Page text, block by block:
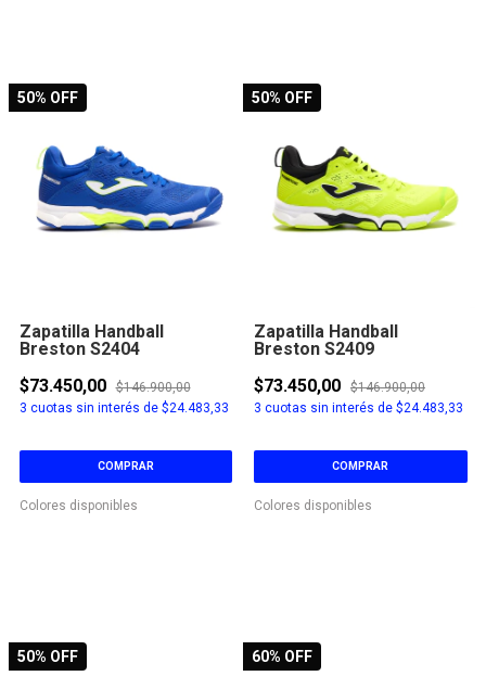
50% OFF
Zapatilla Handball
Breston S2404
$73.450,00
$146.900,00
3 cuotas sin interés de $24.483,33
COMPRAR
Colores disponibles
50% OFF
Zapatilla Handball
Breston S2409
$73.450,00
$146.900,00
3 cuotas sin interés de $24.483,33
COMPRAR
Colores disponibles
50% OFF 60% OFF